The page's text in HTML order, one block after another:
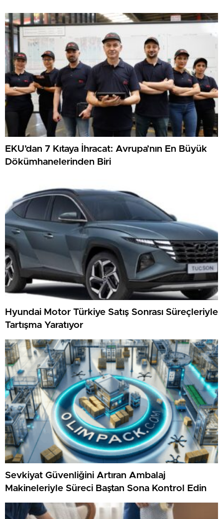
EKU’dan 7 Kıtaya İhracat: Avrupa’nın En Büyük
Dökümhanelerinden Biri
Hyundai Motor Türkiye Satış Sonrası Süreçleriyle
Tartışma Yaratıyor
Sevkiyat Güvenliğini Artıran Ambalaj
Makineleriyle Süreci Baştan Sona Kontrol Edin